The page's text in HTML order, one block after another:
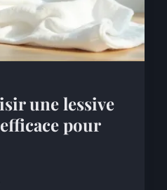
une lessive
pour